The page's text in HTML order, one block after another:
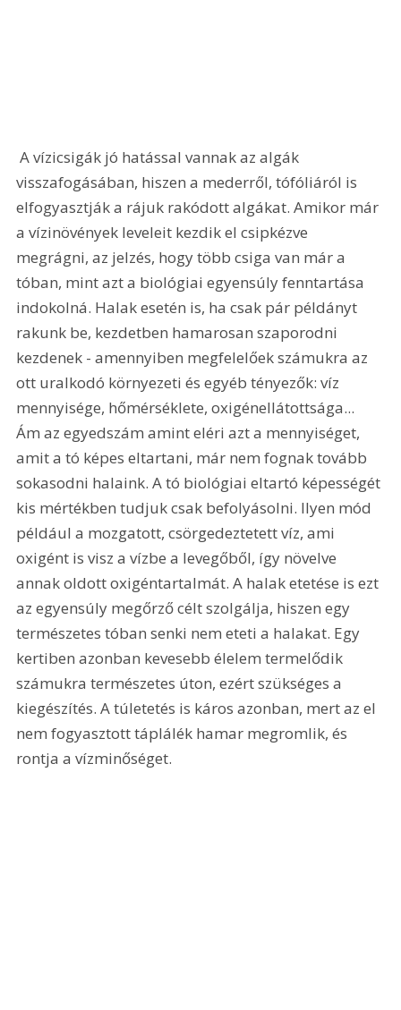
A vízicsigák jó hatással vannak az algák
visszafogásában, hiszen a mederről, tófóliáról is
elfogyasztják a rájuk rakódott algákat. Amikor már
a vízinövények leveleit kezdik el csipkézve
megrágni, az jelzés, hogy több csiga van már a
tóban, mint azt a biológiai egyensúly fenntartása
indokolná. Halak esetén is, ha csak pár példányt
rakunk be, kezdetben hamarosan szaporodni
kezdenek - amennyiben megfelelőek számukra az
ott uralkodó környezeti és egyéb tényezők: víz
mennyisége, hőmérséklete, oxigénellátottsága...
Ám az egyedszám amint eléri azt a mennyiséget,
amit a tó képes eltartani, már nem fognak tovább
sokasodni halaink. A tó biológiai eltartó képességét
kis mértékben tudjuk csak befolyásolni. Ilyen mód
például a mozgatott, csörgedeztetett víz, ami
oxigént is visz a vízbe a levegőből, így növelve
annak oldott oxigéntartalmát. A halak etetése is ezt
az egyensúly megőrző célt szolgálja, hiszen egy
természetes tóban senki nem eteti a halakat. Egy
kertiben azonban kevesebb élelem termelődik
számukra természetes úton, ezért szükséges a
kiegészítés. A túletetés is káros azonban, mert az el
nem fogyasztott táplálék hamar megromlik, és
rontja a vízminőséget.